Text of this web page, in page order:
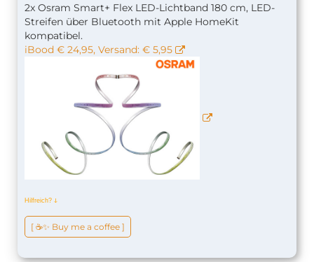
2x Osram Smart+ Flex LED-Lichtband 180 cm, LED-
Streifen über Bluetooth mit Apple HomeKit
kompatibel.
iBood € 24,95, Versand: € 5,95
Hilfreich? ↆ
[ ☕️✨ Buy me a coffee ]